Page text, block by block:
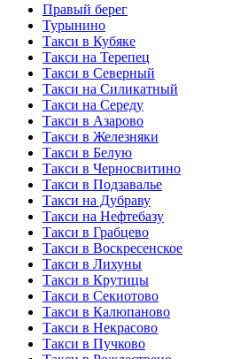
Правый берег
Турынино
Такси в Кубяке
Такси на Терепец
Такси в Северный
Такси на Силикатный
Такси на Середу
Такси в Азарово
Такси в Железняки
Такси в Белую
Такси в Черносвитино
Такси в Подзавалье
Такси на Дубраву
Такси на Нефтебазу
Такси в Грабцево
Такси в Воскресенское
Такси в Лихуны
Такси в Крутицы
Такси в Секиотово
Такси в Калюпаново
Такси в Некрасово
Такси в Пучково